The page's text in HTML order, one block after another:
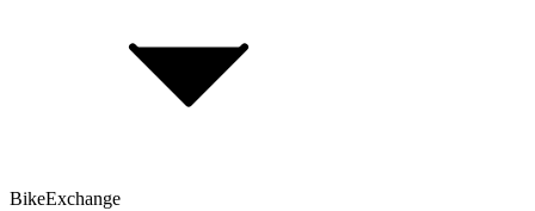
Klant account
Algemene voorwaarden
BikeExchange